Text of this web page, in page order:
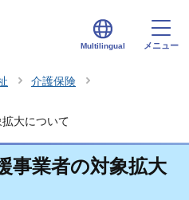
Multilingual メニュー
介護保険
大について
事業者の対象拡大